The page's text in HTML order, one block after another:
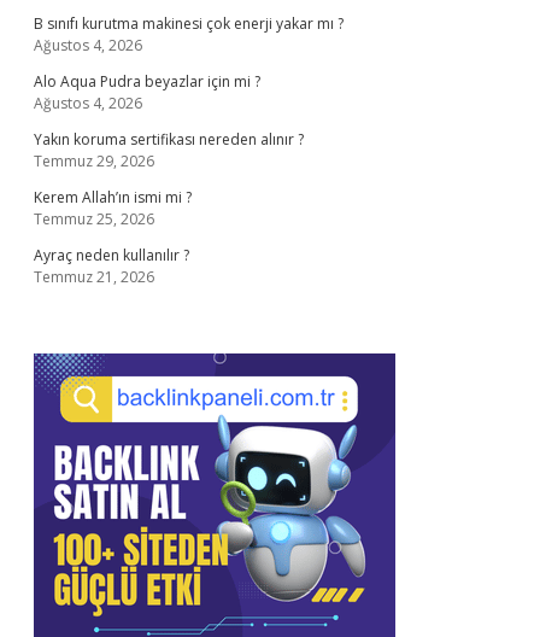
B sınıfı kurutma makinesi çok enerji yakar mı ?
Ağustos 4, 2026
Alo Aqua Pudra beyazlar için mi ?
Ağustos 4, 2026
Yakın koruma sertifikası nereden alınır ?
Temmuz 29, 2026
Kerem Allah’ın ismi mi ?
Temmuz 25, 2026
Ayraç neden kullanılır ?
Temmuz 21, 2026